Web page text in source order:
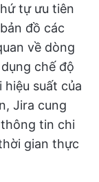
tự ưu tiên
đồ các
về dòng
chế độ
suất của
Jira cung
tin chi
gian thực